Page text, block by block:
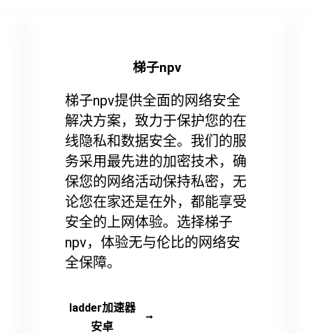
梯子npv
梯子npv提供全面的网络安全
解决方案，致力于保护您的在
线隐私和数据安全。我们的服
务采用最先进的加密技术，确
保您的网络活动保持私密，无
论您在家还是在外，都能享受
安全的上网体验。选择梯子
npv，体验无与伦比的网络安
全保障。
ladder加速器
安卓